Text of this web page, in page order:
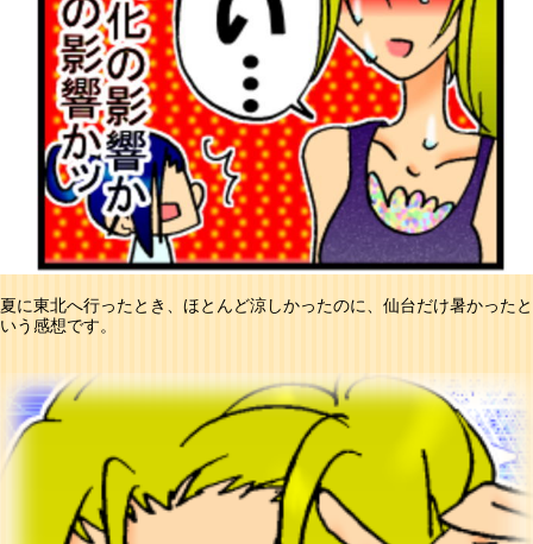
夏に東北へ行ったとき、ほとんど涼しかったのに、仙台だけ暑かったと
いう感想です。